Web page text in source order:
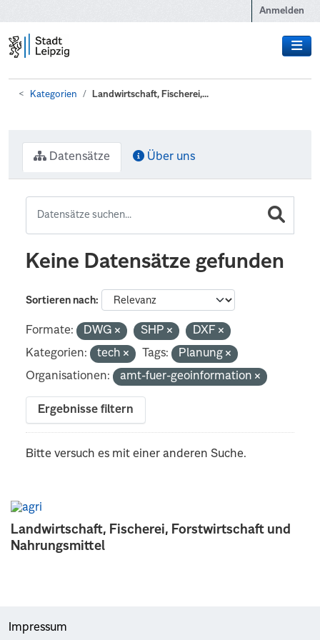
Anmelden
Kategorien Landwirtschaft, Fischerei,...
Landwirtschaft, Fischerei, Forstwirtschaft und
Nahrungsmittel
Datensätze Über uns
Keine Datensätze gefunden
Sortieren nach
Formate: DWG SHP
DXF
Kategorien:
tech Tags:
Planung
Organisationen:
amt-fuer-geoinformation
Ergebnisse filtern
Bitte versuch es mit einer anderen Suche.
Impressum